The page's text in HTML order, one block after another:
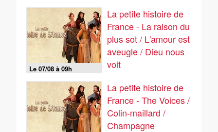
Le 07/08 à 09h
La petite histoire de
France - La raison du
plus sot / L'amour est
aveugle / Dieu nous
voit
La petite histoire de
France - The Voices /
Colin-maillard /
Champagne